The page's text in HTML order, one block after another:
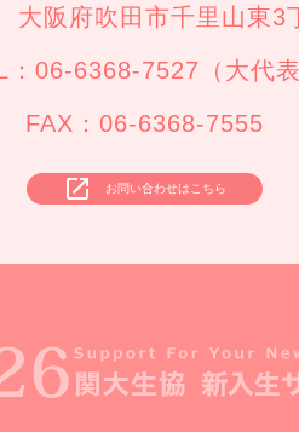
阪府吹田市千里山東3
06-6368-7527（大代
FAX：06-6368-7555
launch お問い合わせはこちら